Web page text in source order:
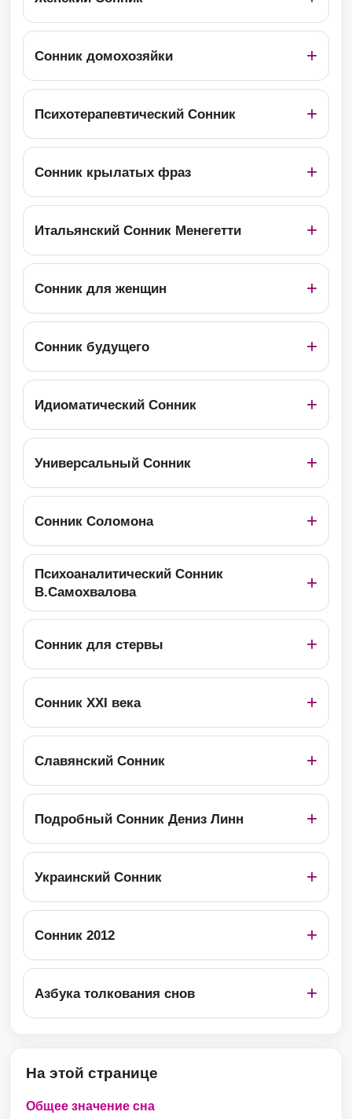
Сонник домохозяйки
Психотерапевтический Сонник
Сонник крылатых фраз
Итальянский Сонник Менегетти
Сонник для женщин
Сонник будущего
Идиоматический Сонник
Универсальный Сонник
Сонник Соломона
Психоаналитический Сонник
В.Самохвалова
Сонник для стервы
Сонник ХХІ века
Славянский Сонник
Подробный Сонник Дениз Линн
Украинский Сонник
Сонник 2012
Азбука толкования снов
На этой странице
Общее значение сна